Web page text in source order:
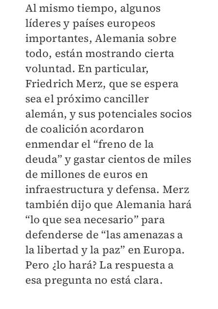
Al mismo tiempo, algunos
líderes y países europeos
importantes, Alemania sobre
todo, están mostrando cierta
voluntad. En particular,
Friedrich Merz, que se espera
sea el próximo canciller
alemán, y sus potenciales socios
de coalición acordaron
enmendar el “freno de la
deuda” y gastar cientos de miles
de millones de euros en
infraestructura y defensa. Merz
también dijo que Alemania hará
“lo que sea necesario” para
defenderse de “las amenazas a
la libertad y la paz” en Europa.
Pero ¿lo hará? La respuesta a
esa pregunta no está clara.